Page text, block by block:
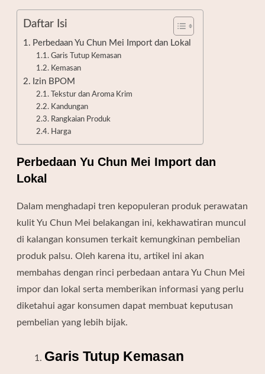
Daftar Isi
Perbedaan Yu Chun Mei Import dan Lokal
Garis Tutup Kemasan
Kemasan
Izin BPOM
Tekstur dan Aroma Krim
Kandungan
Rangkaian Produk
Harga
Perbedaan Yu Chun Mei Import dan
Lokal
Dalam menghadapi tren kepopuleran produk perawatan
kulit Yu Chun Mei belakangan ini, kekhawatiran muncul
di kalangan konsumen terkait kemungkinan pembelian
produk palsu. Oleh karena itu, artikel ini akan
membahas dengan rinci perbedaan antara Yu Chun Mei
impor dan lokal serta memberikan informasi yang perlu
diketahui agar konsumen dapat membuat keputusan
pembelian yang lebih bijak.
Garis Tutup Kemasan